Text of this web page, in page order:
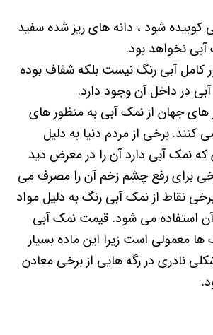
کوبیده شود ، دانه های ریز شده سفید
نخواهد بود.
کامل آبی رنگ نیست بلکه شفاف بوده
در داخل آن وجود دارد.
های جهان از نمک آبی به منظور های
کنند. برخی از مردم دنیا به دلیل
که نمک آبی دارد آن را در معرض دید
برای رفع چشم زخم آن را مصرف می
نقاط از نمک آبی رنگ به دلیل مواد
استفاده می شود. قیمت نمک آبی
ها معمولی است زیرا این ماده بسیار
نادری در رگه هایی از برخی معادن